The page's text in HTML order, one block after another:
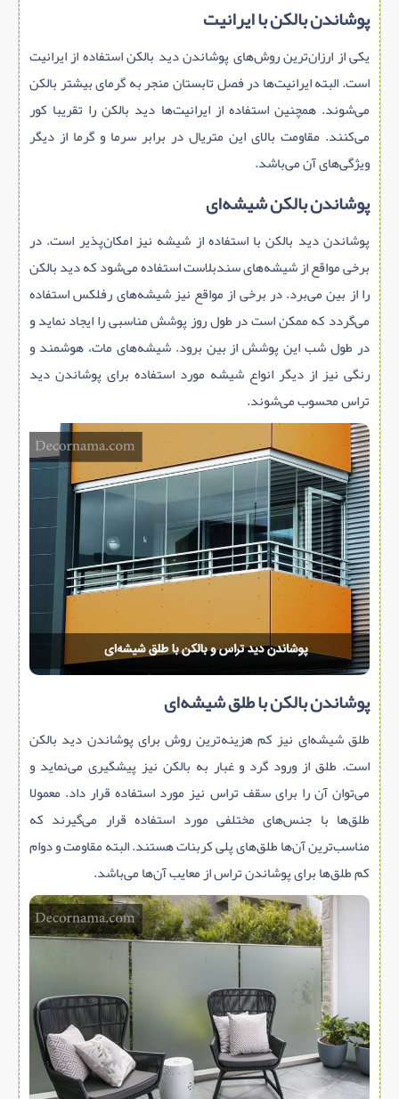
پوشاندن بالکن با ایرانیت
یکی از ارزان‌ترین روش‌های پوشاندن دید بالکن استفاده از ایرانیت
است. البته ایرانیت‌ها در فصل تابستان منجر به گرمای بیشتر بالکن
می‌شوند. همچنین استفاده از ایرانیت‌ها دید بالکن را تقریبا کور
می‌کنند. مقاومت بالای این متریال در برابر سرما و گرما از دیگر
ویژگی‌های آن می‌باشد.
پوشاندن بالکن شیشه‌ای
پوشاندن دید بالکن با استفاده از شیشه نیز امکان‌پذیر است. در
برخی مواقع از شیشه‌های سندبلاست استفاده می‌شود که دید بالکن
را از بین می‌برد. در برخی از مواقع نیز شیشه‌های رفلکس استفاده
می‌گردد که ممکن است در طول روز پوشش مناسبی را ایجاد نماید و
در طول شب این پوشش از بین برود. شیشه‌های مات، هوشمند و
رنگی نیز از دیگر انواع شیشه مورد استفاده برای پوشاندن دید
تراس محسوب می‌شوند.
پوشاندن بالکن با طلق شیشه‌ای
طلق شیشه‌ای نیز کم هزینه‌ترین روش برای پوشاندن دید بالکن
است. طلق از ورود گرد و غبار به بالکن نیز پیشگیری می‌نماید و
می‌توان آن را برای سقف تراس نیز مورد استفاده قرار داد. معمولا
طلق‌ها با جنس‌های مختلفی مورد استفاده قرار می‌گیرند که
مناسب‌ترین آن‌ها طلق‌های پلی کربنات هستند. البته مقاومت و دوام
کم طلق‌ها برای پوشاندن تراس از معایب آن‌ها می‌باشد.